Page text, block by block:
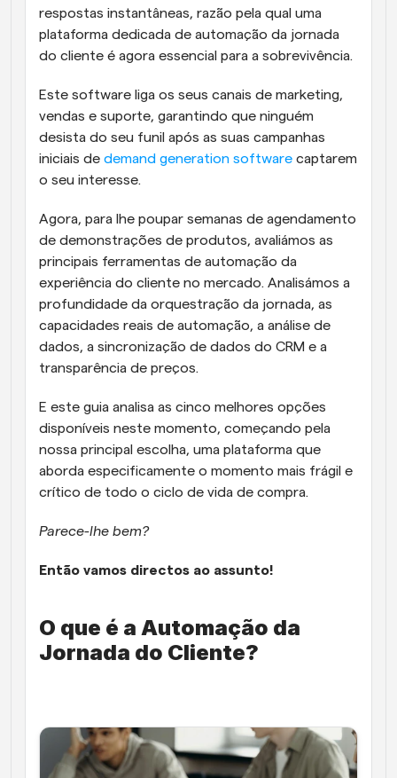
respostas instantâneas, razão pela qual uma
plataforma dedicada de automação da jornada
do cliente é agora essencial para a sobrevivência.
Este software liga os seus canais de marketing,
vendas e suporte, garantindo que ninguém
desista do seu funil após as suas campanhas
iniciais de demand generation software captarem
o seu interesse.
Agora, para lhe poupar semanas de agendamento
de demonstrações de produtos, avaliámos as
principais ferramentas de automação da
experiência do cliente no mercado. Analisámos a
profundidade da orquestração da jornada, as
capacidades reais de automação, a análise de
dados, a sincronização de dados do CRM e a
transparência de preços.
E este guia analisa as cinco melhores opções
disponíveis neste momento, começando pela
nossa principal escolha, uma plataforma que
aborda especificamente o momento mais frágil e
crítico de todo o ciclo de vida de compra.
Parece-lhe bem?
Então vamos directos ao assunto!
O que é a Automação da
Jornada do Cliente?